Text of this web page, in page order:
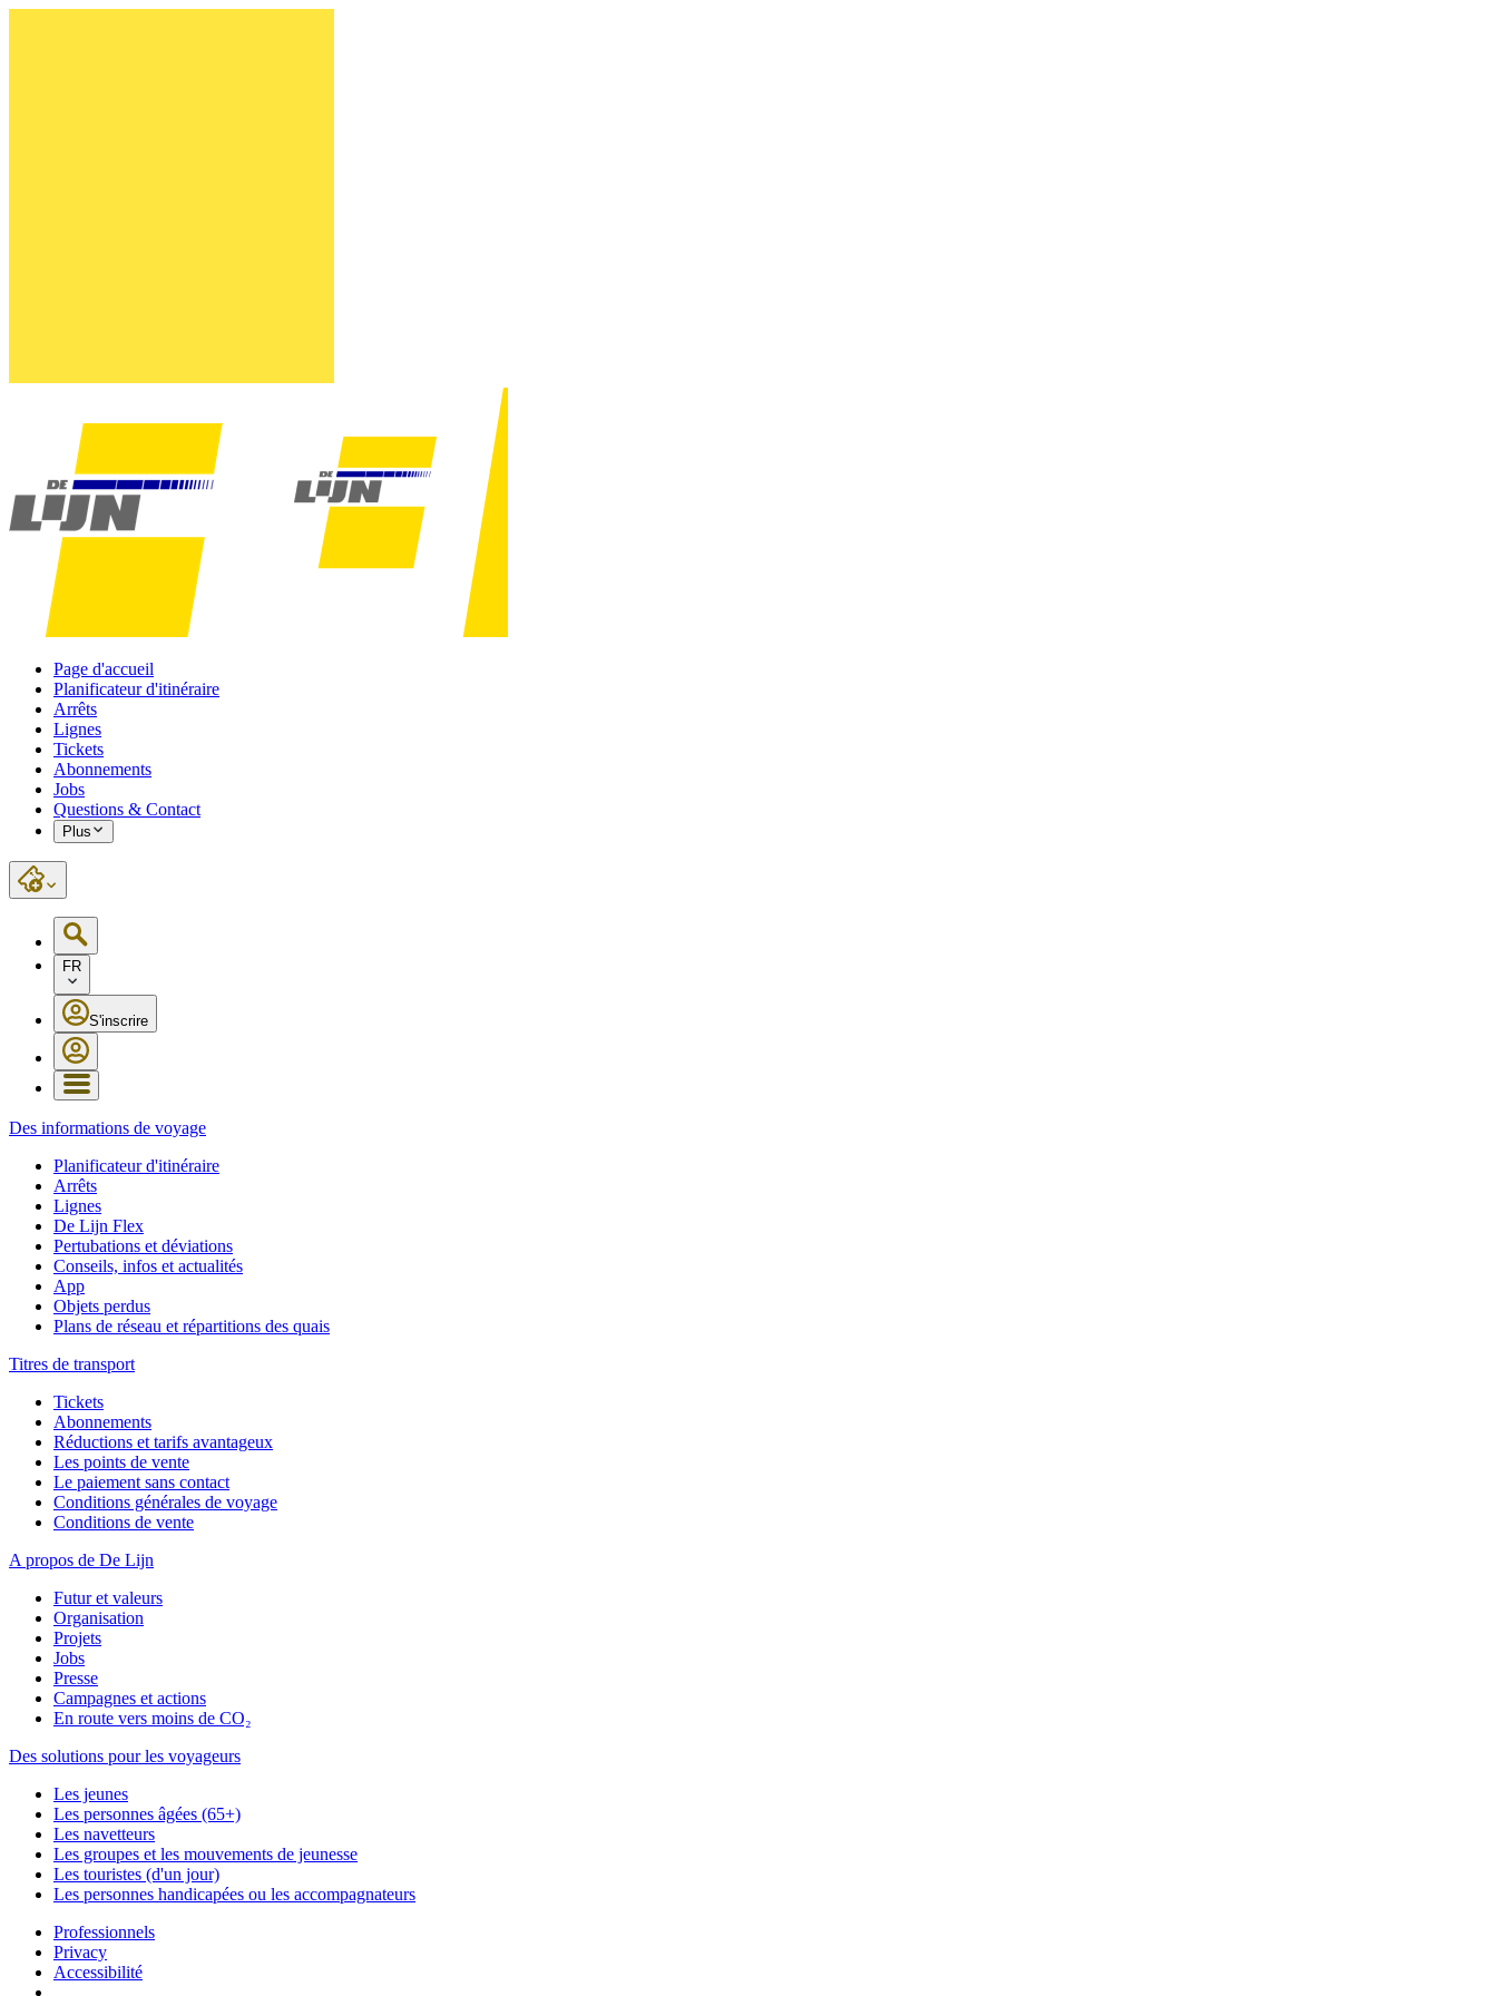
Page d'accueil
Planificateur d'itinéraire
Arrêts
Lignes
Tickets
Abonnements
Jobs
Questions & Contact
Plus
FR
S'inscrire
Des informations de voyage
Planificateur d'itinéraire
Arrêts
Lignes
De Lijn Flex
Pertubations et déviations
Conseils, infos et actualités
App
Objets perdus
Plans de réseau et répartitions des quais
Titres de transport
Tickets
Abonnements
Réductions et tarifs avantageux
Les points de vente
Le paiement sans contact
Conditions générales de voyage
Conditions de vente
A propos de De Lijn
Futur et valeurs
Organisation
Projets
Jobs
Presse
Campagnes et actions
En route vers moins de CO₂
Des solutions pour les voyageurs
Les jeunes
Les personnes âgées (65+)
Les navetteurs
Les groupes et les mouvements de jeunesse
Les touristes (d'un jour)
Les personnes handicapées ou les accompagnateurs
Professionnels
Privacy
Accessibilité